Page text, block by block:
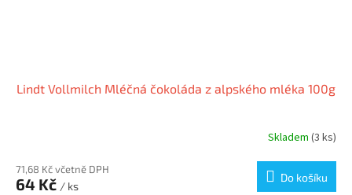
Lindt Vollmilch Mléčná čokoláda z alpského mléka 100g
Skladem (3 ks)
71,68 Kč včetně DPH
64 Kč / ks
Do košíku